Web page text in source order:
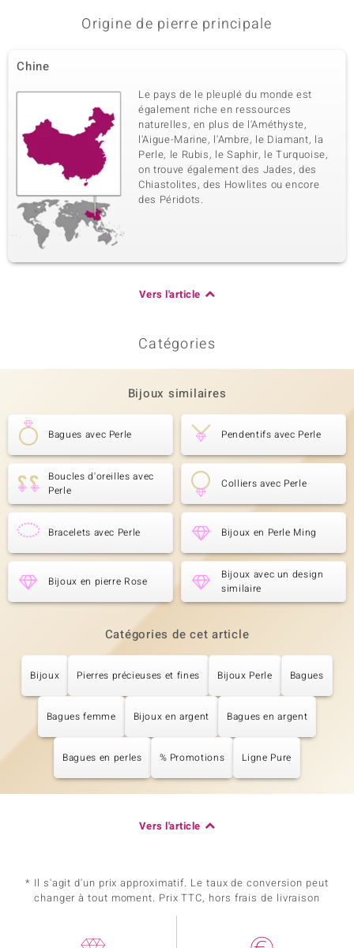
Origine de pierre principale
Chine
Le pays de le pleuplé du monde est
également riche en ressources
naturelles, en plus de l'Améthyste,
l'Aigue-Marine, l'Ambre, le Diamant, la
Perle, le Rubis, le Saphir, le Turquoise,
on trouve également des Jades, des
Chiastolites, des Howlites ou encore
des Péridots.
Vers l'article
Catégories
Bijoux similaires
Bagues avec Perle Pendentifs avec Perle
Boucles d'oreilles avec
Perle
Colliers avec Perle
Bracelets avec Perle Bijoux en Perle Ming
Bijoux en pierre Rose
Bijoux avec un design
similaire
Catégories de cet article
Bijoux Pierres précieuses et fines Bijoux Perle Bagues
Bagues femme Bijoux en argent Bagues en argent
Bagues en perles % Promotions Ligne Pure
Vers l'article
* Il s'agit d'un prix approximatif. Le taux de conversion peut
changer à tout moment. Prix TTC, hors frais de livraison